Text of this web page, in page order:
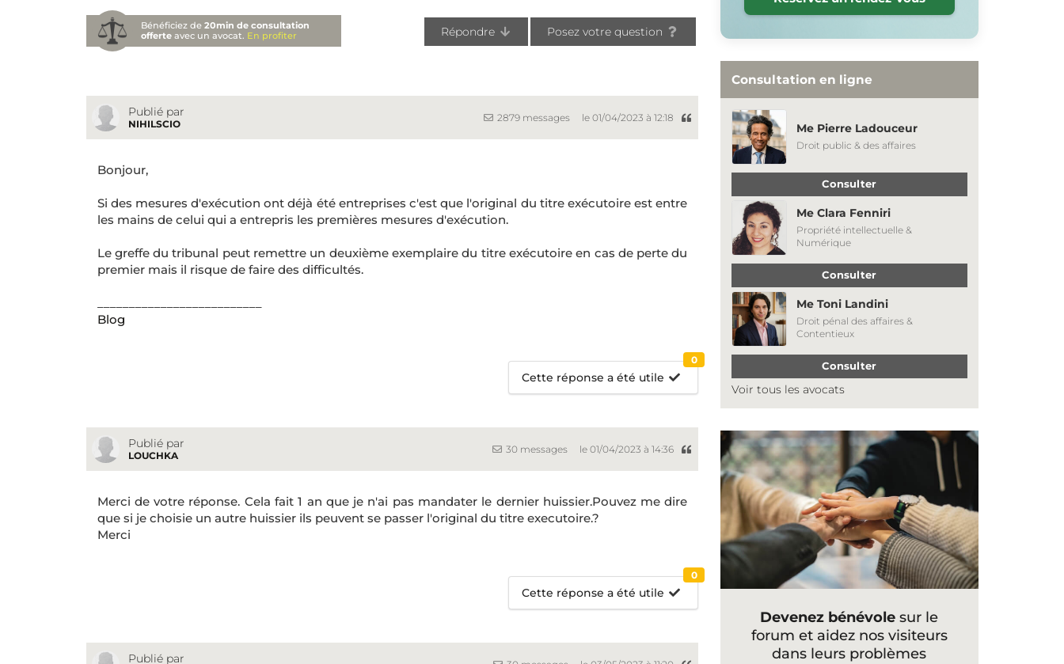
Bénéficiez de20min de consultation
offerte avec un avocat. En profiter Répondre Posez votre question
Publié par
NIHILSCIO
2879 messages le 01/04/2023 à 12:18
Bonjour,
Si des mesures d'exécution ont déjà été entreprises c'est que l'original du titre exécutoire est entre
les mains de celui qui a entrepris les premières mesures d'exécution.
Le greffe du tribunal peut remettre un deuxième exemplaire du titre exécutoire en cas de perte du
premier mais il risque de faire des difficultés.
Blog
Cette réponse a été utile
0
Publié par
LOUCHKA
30 messages le 01/04/2023 à 14:36
Merci de votre réponse. Cela fait 1 an que je n'ai pas mandater le dernier huissier.Pouvez me dire
que si je choisie un autre huissier ils peuvent se passer l'original du titre executoire.?
Merci
Cette réponse a été utile
0
Publié par
Consultation en ligne
Me Pierre Ladouceur
Droit public & des affaires
Consulter
Me Clara Fenniri
Propriété intellectuelle &
Numérique
Consulter
Me Toni Landini
Droit pénal des affaires &
Contentieux
Consulter
Voir tous les avocats
Devenez bénévole sur le
forum et aidez nos visiteurs
dans leurs problèmes